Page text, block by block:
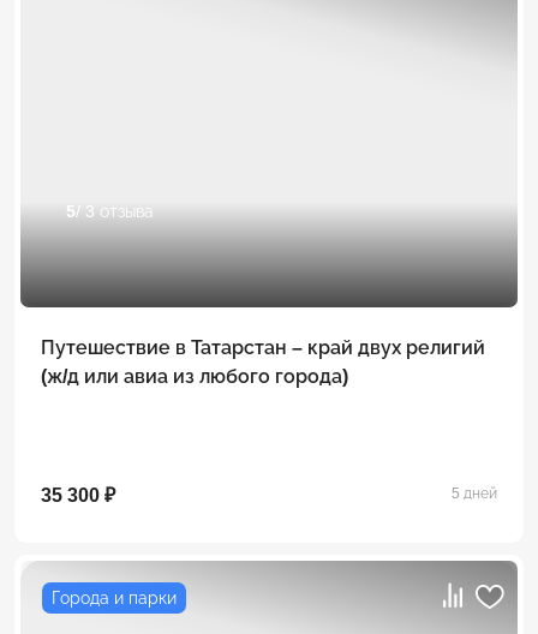
5/ 3 отзыва
Путешествие в Татарстан – край двух религий
(ж/д или авиа из любого города)
35 300 ₽ 5 дней
Города и парки